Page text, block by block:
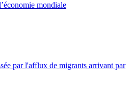
mondiale
par l'afflux de migrants arrivant par